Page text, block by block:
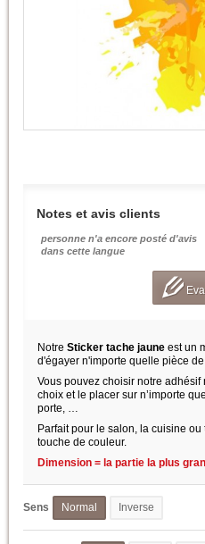
Notes et avis clients
personne n'a encore posté d'avis
dans cette langue
Notre Sticker tache jaune est un
d'égayer n'importe quelle pièce
Vous pouvez choisir notre
choix et le placer sur n’importe
porte, …
Parfait pour le salon, la cuisine
touche de couleur.
Dimension = la partie la plus
Sens Normal Inverse